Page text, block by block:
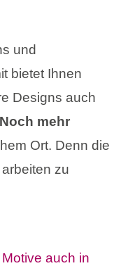
und
bietet Ihnen
Designs auch
Noch mehr
Ort. Denn die
zu